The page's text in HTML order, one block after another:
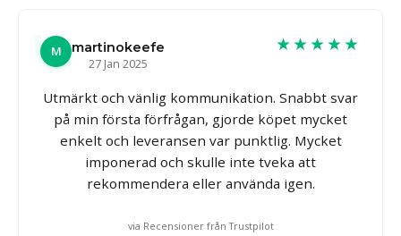
M
martinokeefe
27 Jan 2025
★★★★★
Utmärkt och vänlig kommunikation. Snabbt svar
på min första förfrågan, gjorde köpet mycket
enkelt och leveransen var punktlig. Mycket
imponerad och skulle inte tveka att
rekommendera eller använda igen.
via Recensioner från Trustpilot